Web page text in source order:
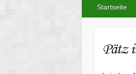
Startseite
Pätz